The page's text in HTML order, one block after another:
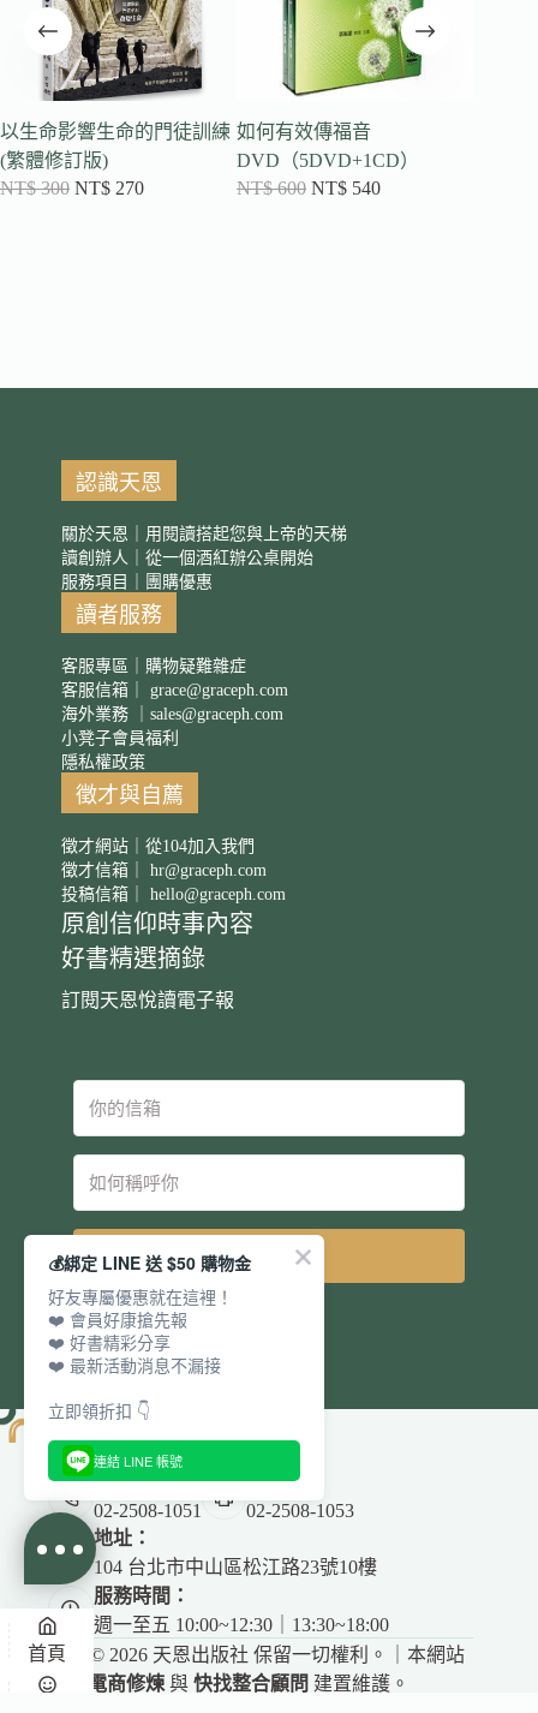
以生命影響生命的門徒訓練
(繁體修訂版)
NT$300 NT$ 270
如何有效傳福音
DVD（5DVD+1CD）
NT$600 NT$ 540
認識天恩
關於天恩｜用閱讀搭起您與上帝的天梯
讀創辦人｜從一個酒紅辦公桌開始
服務項目｜團購優惠
讀者服務
客服專區｜購物疑難雜症
客服信箱｜ grace@graceph.com
海外業務 ｜ sales@graceph.com
小凳子會員福利
隱私權政策
徵才與自薦
徵才網站｜從104加入我們
徵才信箱｜ hr@graceph.com
投稿信箱｜ hello@graceph.com
原創信仰時事內容
好書精選摘錄
訂閱天恩悅讀電子報
立即訂閱
電話：
02-2508-1051
傳真：
02-2508-1053
地址：
104 台北市中山區松江路23號10樓
服務時間：
週一至五 10:00~12:30｜13:30~18:00
Copyright © 2026 天恩出版社 保留一切權利。｜本網站
電商修煉 與快找整合顧問 建置維護。
首頁
💰綁定 LINE 送 $50 購物金
好友專屬優惠就在這裡！
❤️ 會員好康搶先報
❤️ 好書精彩分享
❤️ 最新活動消息不漏接
立即領折扣 👇
連結 LINE 帳號